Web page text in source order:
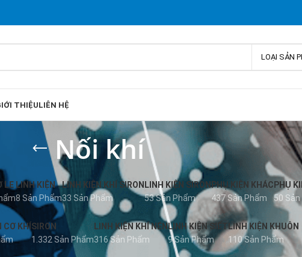
LOẠI SẢN
THIỆULIÊN HỆ
Nối khí
LE LINH KIỆN
8 Sản Phẩm
LINH KIỆN KHÍ SIRON
33 Sản Phẩm
LINH KIỆN SIRON
53 Sản Phẩm
PHỤ KIỆN KHÁC
437 Sản Phẩm
PHỤ
50
CƠ KHÍ SIRON
1.332 Sản Phẩm
LINH KIỆN KHÍ NÉN
316 Sản Phẩm
LINH KIỆN SIẾT
9 Sản Phẩm
LINH KIỆN KHUÔN
110 Sản Phẩm